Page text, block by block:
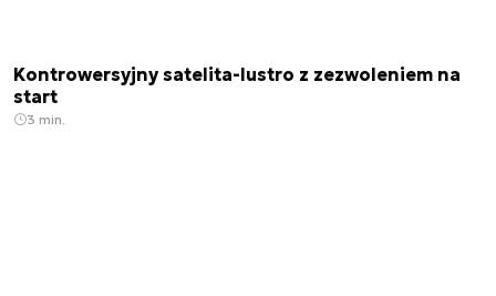
Kontrowersyjny satelita-lustro z zezwoleniem na
start
3 min.